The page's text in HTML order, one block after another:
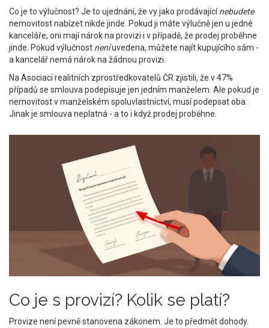
Co je to výlučnost? Je to ujednání, že vy jako prodávajícínebudete
nemovitost nabízet nikde jinde. Pokud ji máte výlučně jen u jedné
kanceláře, oni mají nárok na provizi i v případě, že prodej proběhne
jinde. Pokud výlučnost neníuvedena, můžete najít kupujícího sám -
a kancelář nemá nárok na žádnou provizi.
Na Asociaci realitních zprostředkovatelů ČR zjistili, že v 47%
případů se smlouva podepisuje jen jedním manželem. Ale pokud je
nemovitost v manželském spoluvlastnictví, musí podepsat oba.
Jinak je smlouva neplatná - a to i když prodej proběhne.
Co je s provizí? Kolik se platí?
Provize není pevně stanovena zákonem. Je to předmět dohody.